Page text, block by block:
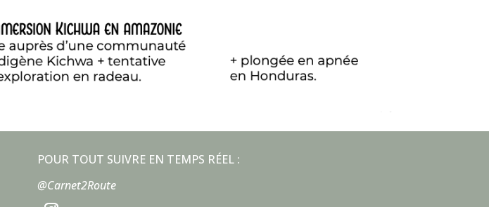
POUR TOUT SUIVRE EN TEMPS RÉEL :
@Carnet2Route